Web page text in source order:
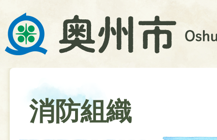
消防組織